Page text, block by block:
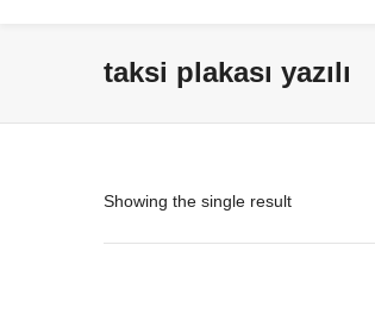
taksi plakası yazılı
Showing the single result